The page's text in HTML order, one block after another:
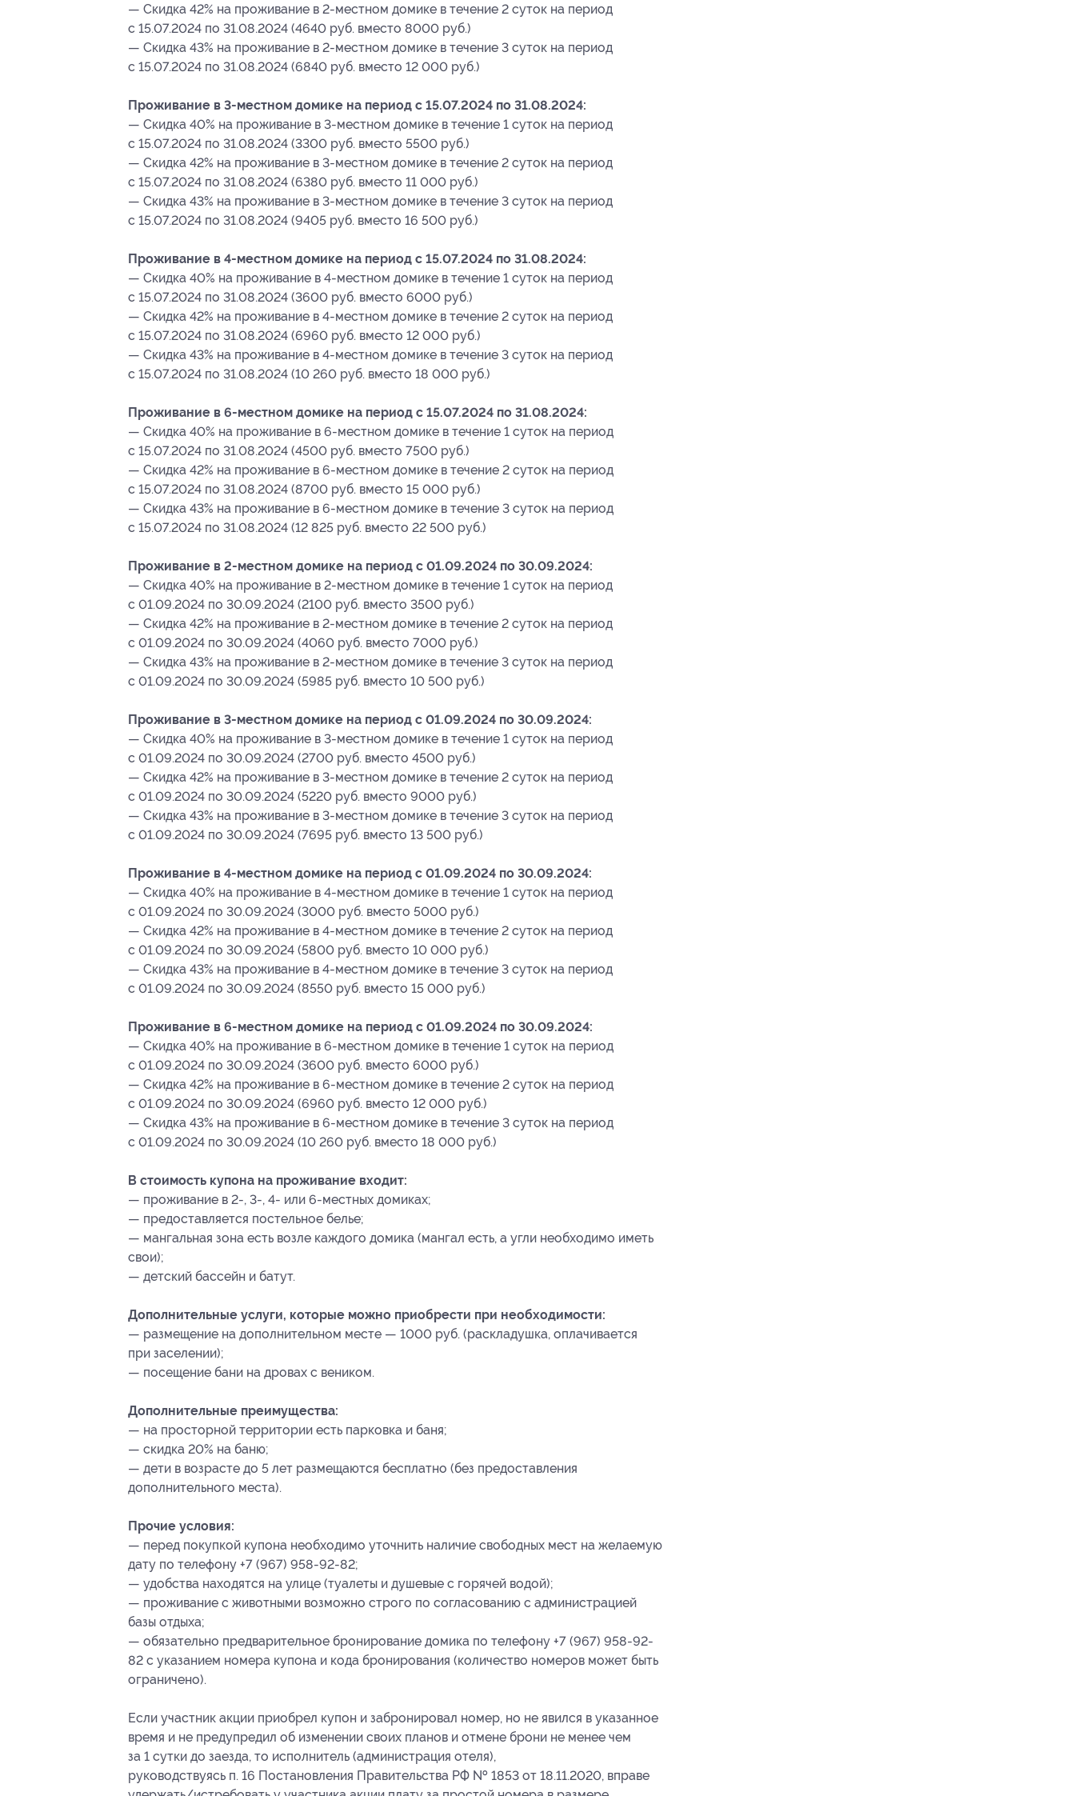
— Скидка 42% на проживание в 2-местном домике в течение 2 суток на период
с 15.07.2024 по 31.08.2024 (4640 руб. вместо 8000 руб.)
— Скидка 43% на проживание в 2-местном домике в течение 3 суток на период
с 15.07.2024 по 31.08.2024 (6840 руб. вместо 12 000 руб.)
Проживание в 3-местном домике на период с 15.07.2024 по 31.08.2024:
— Скидка 40% на проживание в 3-местном домике в течение 1 суток на период
с 15.07.2024 по 31.08.2024 (3300 руб. вместо 5500 руб.)
— Скидка 42% на проживание в 3-местном домике в течение 2 суток на период
с 15.07.2024 по 31.08.2024 (6380 руб. вместо 11 000 руб.)
— Скидка 43% на проживание в 3-местном домике в течение 3 суток на период
с 15.07.2024 по 31.08.2024 (9405 руб. вместо 16 500 руб.)
Проживание в 4-местном домике на период с 15.07.2024 по 31.08.2024:
— Скидка 40% на проживание в 4-местном домике в течение 1 суток на период
с 15.07.2024 по 31.08.2024 (3600 руб. вместо 6000 руб.)
— Скидка 42% на проживание в 4-местном домике в течение 2 суток на период
с 15.07.2024 по 31.08.2024 (6960 руб. вместо 12 000 руб.)
— Скидка 43% на проживание в 4-местном домике в течение 3 суток на период
с 15.07.2024 по 31.08.2024 (10 260 руб. вместо 18 000 руб.)
Проживание в 6-местном домике на период с 15.07.2024 по 31.08.2024:
— Скидка 40% на проживание в 6-местном домике в течение 1 суток на период
с 15.07.2024 по 31.08.2024 (4500 руб. вместо 7500 руб.)
— Скидка 42% на проживание в 6-местном домике в течение 2 суток на период
с 15.07.2024 по 31.08.2024 (8700 руб. вместо 15 000 руб.)
— Скидка 43% на проживание в 6-местном домике в течение 3 суток на период
с 15.07.2024 по 31.08.2024 (12 825 руб. вместо 22 500 руб.)
Проживание в 2-местном домике на период с 01.09.2024 по 30.09.2024:
— Скидка 40% на проживание в 2-местном домике в течение 1 суток на период
с 01.09.2024 по 30.09.2024 (2100 руб. вместо 3500 руб.)
— Скидка 42% на проживание в 2-местном домике в течение 2 суток на период
с 01.09.2024 по 30.09.2024 (4060 руб. вместо 7000 руб.)
— Скидка 43% на проживание в 2-местном домике в течение 3 суток на период
с 01.09.2024 по 30.09.2024 (5985 руб. вместо 10 500 руб.)
Проживание в 3-местном домике на период с 01.09.2024 по 30.09.2024:
— Скидка 40% на проживание в 3-местном домике в течение 1 суток на период
с 01.09.2024 по 30.09.2024 (2700 руб. вместо 4500 руб.)
— Скидка 42% на проживание в 3-местном домике в течение 2 суток на период
с 01.09.2024 по 30.09.2024 (5220 руб. вместо 9000 руб.)
— Скидка 43% на проживание в 3-местном домике в течение 3 суток на период
с 01.09.2024 по 30.09.2024 (7695 руб. вместо 13 500 руб.)
Проживание в 4-местном домике на период с 01.09.2024 по 30.09.2024:
— Скидка 40% на проживание в 4-местном домике в течение 1 суток на период
с 01.09.2024 по 30.09.2024 (3000 руб. вместо 5000 руб.)
— Скидка 42% на проживание в 4-местном домике в течение 2 суток на период
с 01.09.2024 по 30.09.2024 (5800 руб. вместо 10 000 руб.)
— Скидка 43% на проживание в 4-местном домике в течение 3 суток на период
с 01.09.2024 по 30.09.2024 (8550 руб. вместо 15 000 руб.)
Проживание в 6-местном домике на период с 01.09.2024 по 30.09.2024:
— Скидка 40% на проживание в 6-местном домике в течение 1 суток на период
с 01.09.2024 по 30.09.2024 (3600 руб. вместо 6000 руб.)
— Скидка 42% на проживание в 6-местном домике в течение 2 суток на период
с 01.09.2024 по 30.09.2024 (6960 руб. вместо 12 000 руб.)
— Скидка 43% на проживание в 6-местном домике в течение 3 суток на период
с 01.09.2024 по 30.09.2024 (10 260 руб. вместо 18 000 руб.)
В стоимость купона на проживание входит:
— проживание в 2-, 3-, 4- или 6-местных домиках;
— предоставляется постельное белье;
— мангальная зона есть возле каждого домика (мангал есть, а угли необходимо иметь
свои);
— детский бассейн и батут.
Дополнительные услуги, которые можно приобрести при необходимости:
— размещение на дополнительном месте — 1000 руб. (раскладушка, оплачивается
при заселении);
— посещение бани на дровах с веником.
Дополнительные преимущества:
— на просторной территории есть парковка и баня;
— скидка 20% на баню;
— дети в возрасте до 5 лет размещаются бесплатно (без предоставления
дополнительного места).
Прочие условия:
— перед покупкой купона необходимо уточнить наличие свободных мест на желаемую
дату по телефону +7 (967) 958-92-82;
— удобства находятся на улице (туалеты и душевые с горячей водой);
— проживание с животными возможно строго по согласованию с администрацией
базы отдыха;
— обязательно предварительное бронирование домика по телефону +7 (967) 958-92-
82 с указанием номера купона и кода бронирования (количество номеров может быть
ограничено).
Если участник акции приобрел купон и забронировал номер, но не явился в указанное
время и не предупредил об изменении своих планов и отмене брони не менее чем
за 1 сутки до заезда, то исполнитель (администрация отеля),
руководствуясь п. 16 Постановления Правительства РФ № 1853 от 18.11.2020, вправе